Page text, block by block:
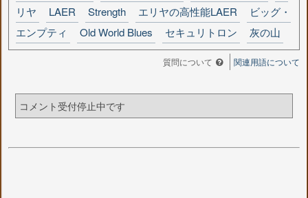
リヤ
LAER Strength エリヤの高性能LAER
ビッグ・
エンプティ
Old World Blues セキュリトロン 灰の山
関連用語について
質問について
コメント受付停止中です